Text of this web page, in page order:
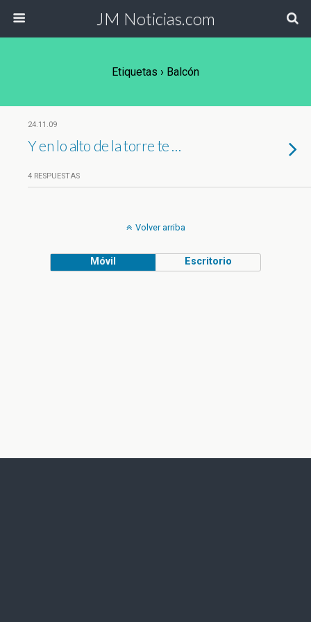
JM Noticias.com
Etiquetas › Balcón
24.11.09
Y en lo alto de la torre te …
4 RESPUESTAS
Volver arriba
Móvil Escritorio